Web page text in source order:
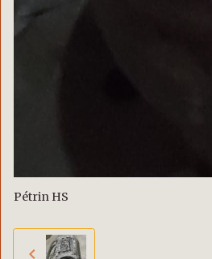
Pétrin HS